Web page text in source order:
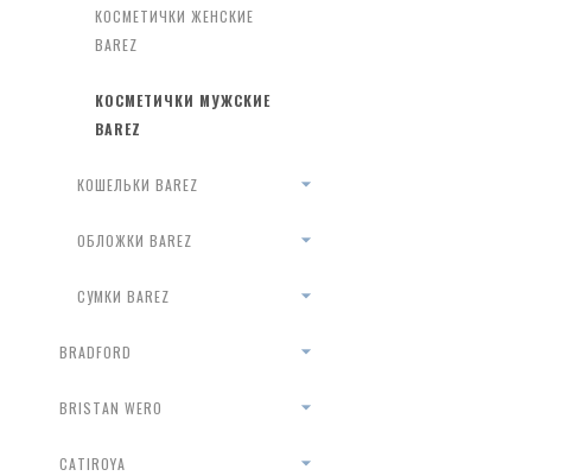
КОСМЕТИЧКИ ЖЕНСКИЕ
BAREZ
КОСМЕТИЧКИ МУЖСКИЕ
BAREZ
КОШЕЛЬКИ BAREZ
ОБЛОЖКИ BAREZ
СУМКИ BAREZ
BRADFORD
BRISTAN WERO
CATIROYA